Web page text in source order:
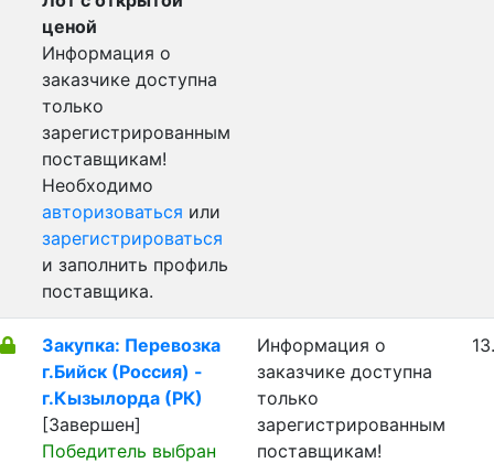
ценой
Информация о
заказчике доступна
только
зарегистрированным
поставщикам!
Необходимо
авторизоваться или
зарегистрироваться
и заполнить профиль
поставщика.
Закупка: Перевозка
г.Бийск (Россия) -
г.Кызылорда (РК)
[Завершен]
Победитель выбран
Информация о
заказчике доступна
только
зарегистрированным
поставщикам!